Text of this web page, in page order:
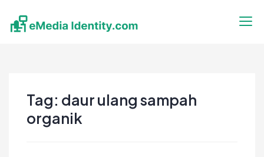
content
Tag: daur ulang sampah
organik